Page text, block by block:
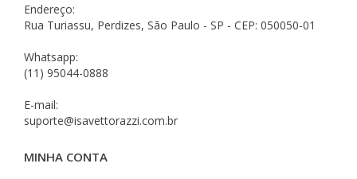
Endereço:
Rua Turiassu, Perdizes, São Paulo - SP - CEP: 050050-01
Whatsapp:
(11) 95044-0888
E-mail:
suporte@isavettorazzi.com.br
MINHA CONTA